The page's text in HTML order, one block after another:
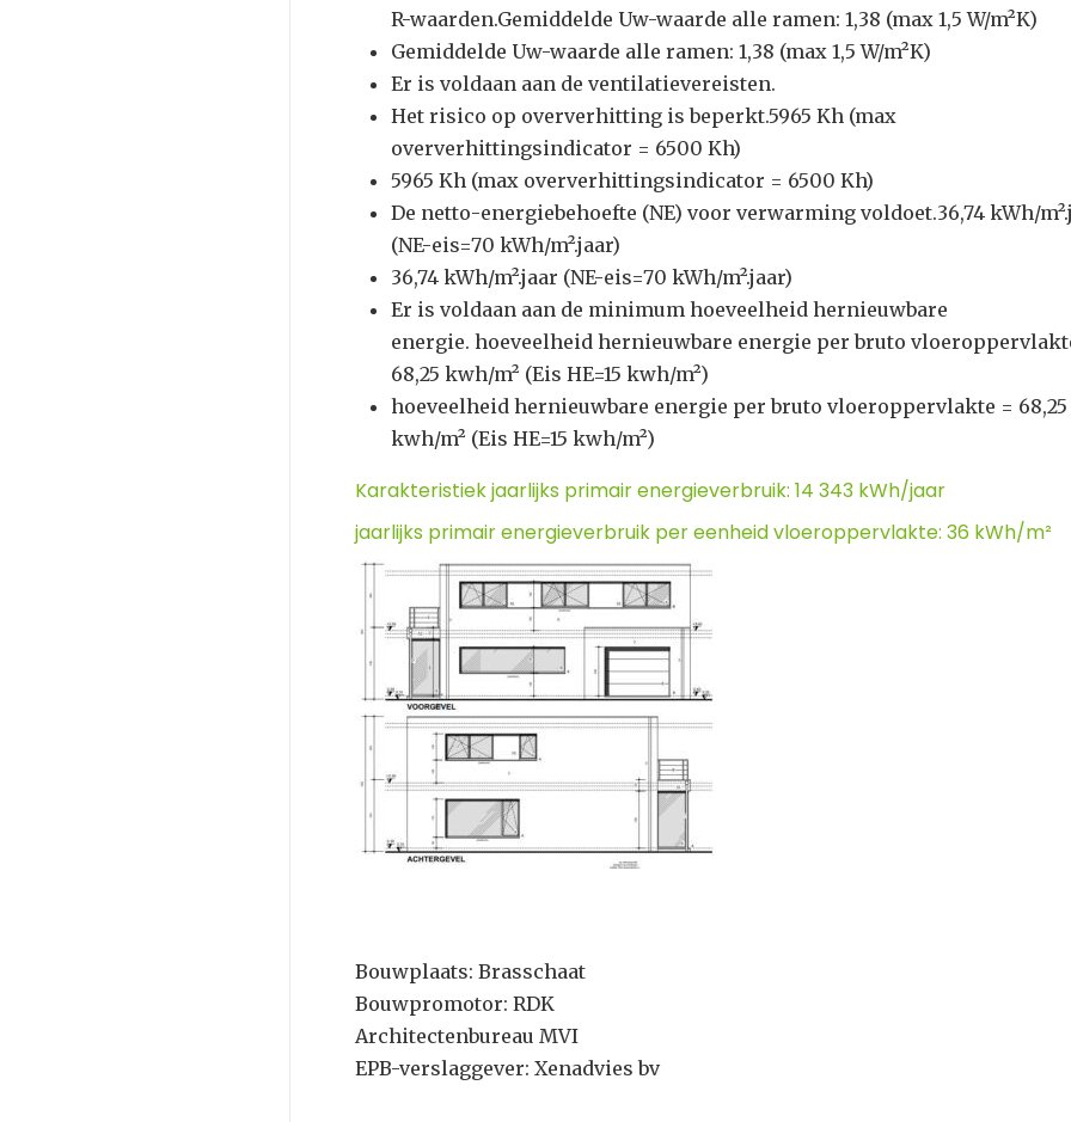
R-waarden.Gemiddelde Uw-waarde alle ramen: 1,38 (max 1,5 W/m²K)
Gemiddelde Uw-waarde alle ramen: 1,38 (max 1,5 W/m²K)
Er is voldaan aan de ventilatievereisten.
Het risico op oververhitting is beperkt.5965 Kh (max
oververhittingsindicator = 6500 Kh)
5965 Kh (max oververhittingsindicator = 6500 Kh)
De netto-energiebehoefte (NE) voor verwarming voldoet.36,74 kWh/
(NE-eis=70 kWh/m².jaar)
36,74 kWh/m².jaar (NE-eis=70 kWh/m².jaar)
Er is voldaan aan de minimum hoeveelheid hernieuwbare
energie. hoeveelheid hernieuwbare energie per bruto
68,25 kwh/m² (Eis HE=15 kwh/m²)
hoeveelheid hernieuwbare energie per bruto vloeroppervlakte = 68,25
kwh/m² (Eis HE=15 kwh/m²)
Karakteristiek jaarlijks primair energieverbruik: 14 343 kWh/jaar
jaarlijks primair energieverbruik per eenheid vloeroppervlakte: 36 kWh/m²
Bouwplaats: Brasschaat
Bouwpromotor: RDK
Architectenbureau MVI
EPB-verslaggever: Xenadvies bv